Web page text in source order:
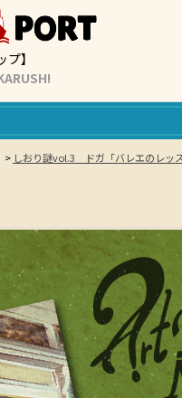
】
> しおり謎vol.3 ドガ「バレエのレッ